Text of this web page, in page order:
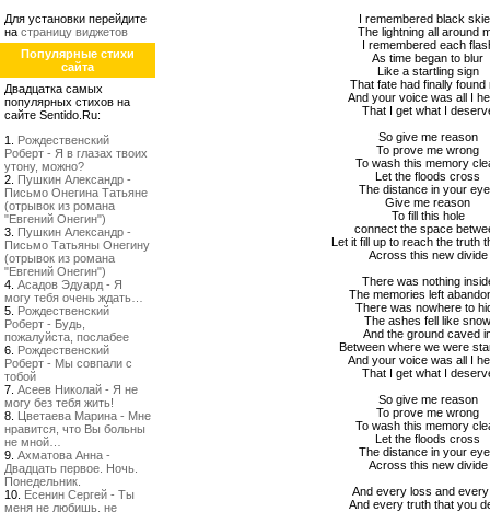
Для установки перейдите
на страницу виджетов
Популярные стихи
сайта
Двадцатка самых
популярных стихов на
сайте Sentido.Ru:
1. Рождественский
Роберт - Я в глазах твоих
утону, можно?
2. Пушкин Александр -
Письмо Онегина Татьяне
(отрывок из романа
"Евгений Онегин")
3. Пушкин Александр -
Письмо Татьяны Онегину
(отрывок из романа
"Евгений Онегин")
4. Асадов Эдуард - Я
могу тебя очень ждать…
5. Рождественский
Роберт - Будь,
пожалуйста, послабее
6. Рождественский
Роберт - Мы совпали с
тобой
7. Асеев Николай - Я не
могу без тебя жить!
8. Цветаева Марина - Мне
нравится, что Вы больны
не мной…
9. Ахматова Анна -
Двадцать первое. Ночь.
Понедельник.
10. Есенин Сергей - Ты
меня не любишь, не
I remembered black
The lightning all around
I remembered each
As time began to blur
Like a startling sign
That fate had finally found
And your voice was all I
That I get what I
So give me reason
To prove me wrong
To wash this memory
Let the floods cross
The distance in your
Give me reason
To fill this hole
сonnect the space
Let it fill up to reach the truth
Across this new divide
There was nothing
The memories left
There was nowhere to
The ashes fell like
And the ground caved
Between where we were
And your voice was all I
That I get what I
So give me reason
To prove me wrong
To wash this memory
Let the floods cross
The distance in your
Across this new divide
And every loss and
And every truth that you